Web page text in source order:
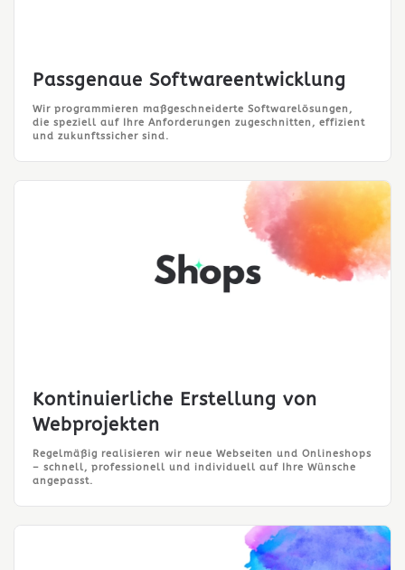
Passgenaue Softwareentwicklung
Wir programmieren maßgeschneiderte Softwarelösungen,
die speziell auf Ihre Anforderungen zugeschnitten, effizient
und zukunftssicher sind.
Kontinuierliche Erstellung von
Webprojekten
Regelmäßig realisieren wir neue Webseiten und Onlineshops
– schnell, professionell und individuell auf Ihre Wünsche
angepasst.